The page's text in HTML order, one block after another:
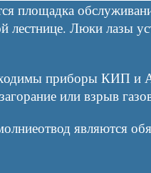
площадка
лестнице. Люки лазы
приборы КИП и
или взрыв
являются